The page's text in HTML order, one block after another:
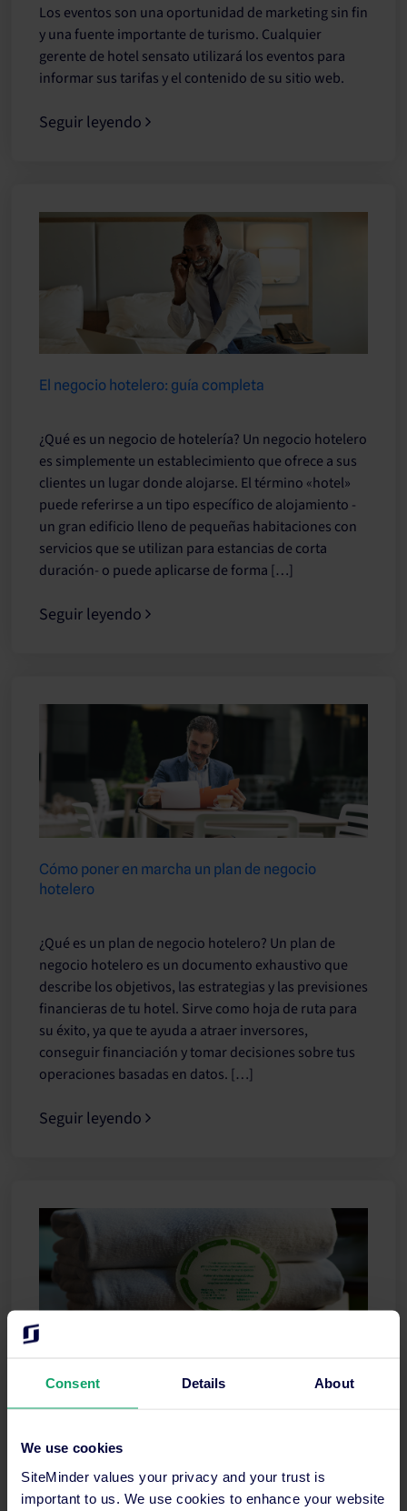
Consent Details About
We use cookies
SiteMinder values your privacy and your trust is
important to us. We use cookies to enhance your website
Los eventos son una oportunidad de marketing sin fin
y una fuente importante de turismo. Cualquier
gerente de hotel sensato utilizará los eventos para
informar sus tarifas y el contenido de su sitio web.
Seguir leyendo
El negocio hotelero: guía completa
¿Qué es un negocio de hotelería? Un negocio hotelero
es simplemente un establecimiento que ofrece a sus
clientes un lugar donde alojarse. El término «hotel»
puede referirse a un tipo específico de alojamiento -
un gran edificio lleno de pequeñas habitaciones con
servicios que se utilizan para estancias de corta
duración- o puede aplicarse de forma […]
Seguir leyendo
Cómo poner en marcha un plan de negocio
hotelero
¿Qué es un plan de negocio hotelero? Un plan de
negocio hotelero es un documento exhaustivo que
describe los objetivos, las estrategias y las previsiones
financieras de tu hotel. Sirve como hoja de ruta para
su éxito, ya que te ayuda a atraer inversores,
conseguir financiación y tomar decisiones sobre tus
operaciones basadas en datos. […]
Seguir leyendo
de tu hotel
Este artículo te ofrece información exhaustiva para
ayudarte a gestionar los residuos de tu hotel y
garantizar que siga operando sin contratiempos.